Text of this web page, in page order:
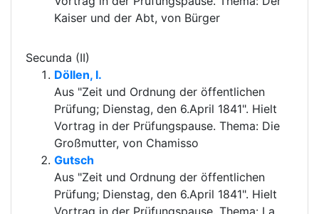
Kaiser und der Abt, von Bürger
Secunda (II)
Döllen, I.
Aus "Zeit und Ordnung der öffentlichen
Prüfung; Dienstag, den 6.April 1841". Hielt
Vortrag in der Prüfungspause. Thema: Die
Großmutter, von Chamisso
Gutsch
Aus "Zeit und Ordnung der öffentlichen
Prüfung; Dienstag, den 6.April 1841". Hielt